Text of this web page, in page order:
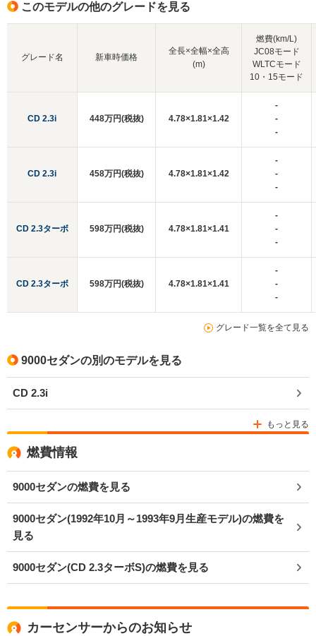
このモデルの他のグレードを見る
グレード名
CD 2.3i
CD 2.3i
CD 2.3ターボ
CD 2.3ターボ
新車時価格
全長×全幅×全高
(m)
燃費(km/L)
JC08モード
WLTCモード
10・15モード
448万円(税抜) 4.78×1.81×1.42
-
-
-
458万円(税抜) 4.78×1.81×1.42
-
-
-
598万円(税抜) 4.78×1.81×1.41
-
-
-
598万円(税抜) 4.78×1.81×1.41
-
-
-
グレード一覧を全て見る
9000セダンの別のモデルを見る
CD 2.3i
もっと見る
燃費情報
9000セダンの燃費を見る
9000セダン(1992年10月～1993年9月生産モデル)の燃費を
見る
9000セダン(CD 2.3ターボS)の燃費を見る
カーセンサーからのお知らせ